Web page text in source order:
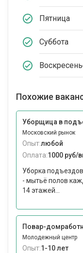
Пятница
Суббота
Похожие
Уборщица в
Московский рынок
Опыт:любой
Оплата:1000 руб/
Уборка
- мытьё полов
14 этажей...
Повар-
Молодежный центр
Опыт:1-10 лет